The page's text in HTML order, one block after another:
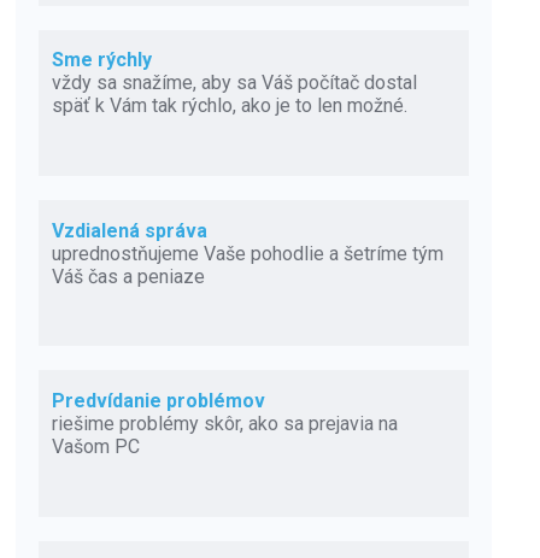
Sme rýchly
vždy sa snažíme, aby sa Váš počítač dostal
späť k Vám tak rýchlo, ako je to len možné.
Vzdialená správa
uprednostňujeme Vaše pohodlie a šetríme tým
Váš čas a peniaze
Predvídanie problémov
riešime problémy skôr, ako sa prejavia na
Vašom PC